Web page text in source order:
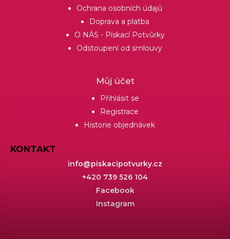
Ochrana osobních údajů
Doprava a platba
O NÁS - Pískací Potvůrky
Odstoupení od smlouvy
Můj účet
Přihlásit se
Registrace
Historie objednávek
KONTAKT
info@piskacipotvurky.cz
+420 739 526 104
Facebook
Instagram